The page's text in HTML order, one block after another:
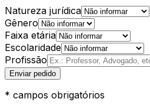
Natureza jurídica
Gênero
Faixa etária
Escolaridade
Profissão
Enviar pedido
* campos obrigatórios